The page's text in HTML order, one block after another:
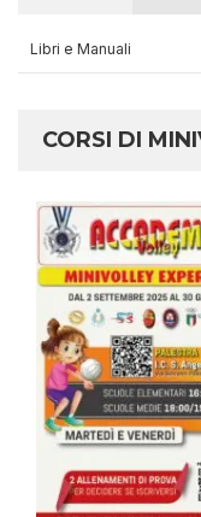
Libri e Manuali
CORSI DI